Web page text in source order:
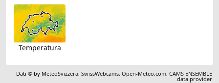
Temperatura
Dati © by MeteoSvizzera,SwissWebcams,Open-Meteo.com,CAMS ENSEMBLE
data provider